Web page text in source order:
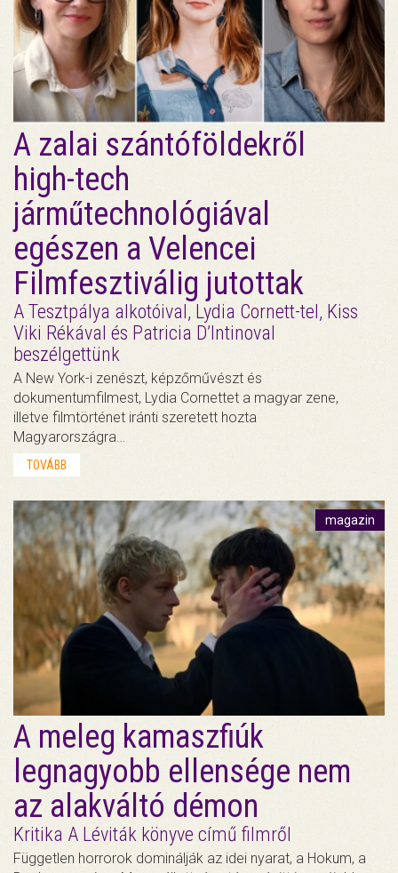
A zalai szántóföldekről
high-tech
járműtechnológiával
egészen a Velencei
Filmfesztiválig jutottak
A Tesztpálya alkotóival, Lydia Cornett-tel, Kiss
Viki Rékával és Patricia D’Intinoval
beszélgettünk
A New York-i zenészt, képzőművészt és
dokumentumfilmest, Lydia Cornettet a magyar zene,
illetve filmtörténet iránti szeretett hozta
Magyarországra…
TOVÁBB
magazin
A meleg kamaszfiúk
legnagyobb ellensége nem
az alakváltó démon
Kritika A Léviták könyve című filmről
Független horrorok dominálják az idei nyarat, a Hokum, a